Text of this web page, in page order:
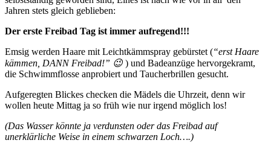
Jahren stets gleich geblieben:
Der erste Freibad Tag ist immer aufregend!!!
Emsig werden Haare mit Leichtkämmspray gebürstet (“erst Haare
kämmen, DANN Freibad!” 😉 ) und Badeanzüge hervorgekramt,
die Schwimmflosse anprobiert und Taucherbrillen gesucht.
Aufgeregten Blickes checken die Mädels die Uhrzeit, denn wir
wollen heute Mittag ja so früh wie nur irgend möglich los!
(Das Wasser könnte ja verdunsten oder das Freibad auf
unerklärliche Weise in einem schwarzen Loch….)